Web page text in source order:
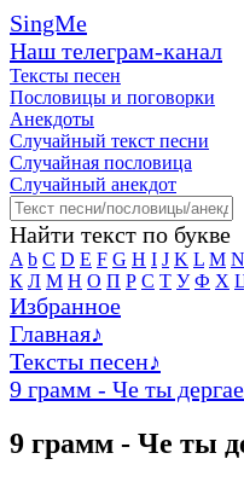
SingMe
Наш телеграм-канал
Тексты песен
Пословицы и поговорки
Анекдоты
Случайный текст песни
Случайная пословица
Случайный анекдот
Найти текст по букве
A b C D E F G H I J K L M N
К Л М Н О П Р С Т У Ф Х
Избранное
Главная♪
Тексты песен♪
9 грамм - Че ты
9 грамм - Че ты